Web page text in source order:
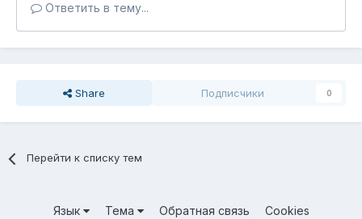
Ответить в тему...
Share Подписчики 0
Перейти к списку тем
Язык Тема Обратная связь Cookies